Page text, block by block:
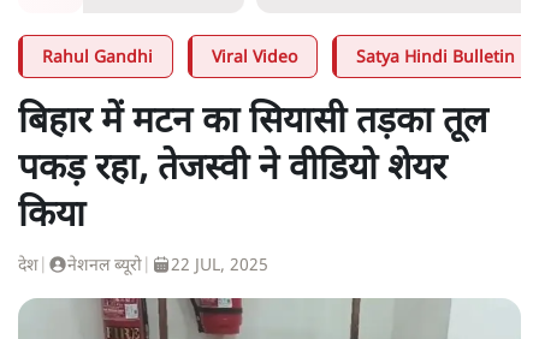
Rahul Gandhi Viral Video Satya Hindi Bulletin
बिहार में मटन का सियासी तड़का तूल
पकड़ रहा, तेजस्वी ने वीडियो शेयर
किया
देश नेशनल ब्यूरो 22 JUL, 2025